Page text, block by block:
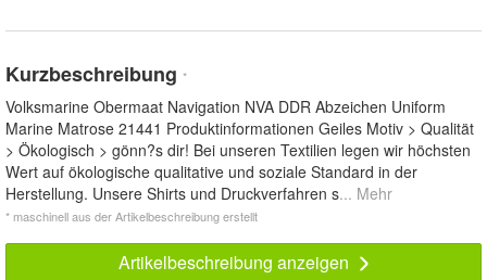
Kurzbeschreibung *
Volksmarine Obermaat Navigation NVA DDR Abzeichen Uniform
Marine Matrose 21441 Produktinformationen Geiles Motiv > Qualität
> Ökologisch > gönn?s dir! Bei unseren Textilien legen wir höchsten
Wert auf ökologische qualitative und soziale Standard in der
Herstellung. Unsere Shirts und Druckverfahren s... Mehr
* maschinell aus der Artikelbeschreibung erstellt
Artikelbeschreibung anzeigen